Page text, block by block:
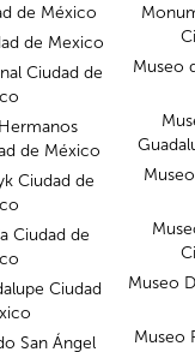
de México
de Mexico
Ciudad de
de México
Ciudad de
Ciudad de
Ciudad
San Ángel
Museo
Museo
Museo